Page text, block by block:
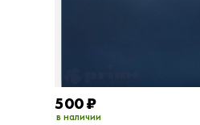
500₽
в наличии